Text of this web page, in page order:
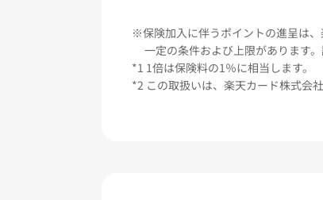
保険加入に伴うポイントの進呈は
一定の条件および上限があります
1倍は保険料の1％に相当します。
この取扱いは、楽天カード株式会